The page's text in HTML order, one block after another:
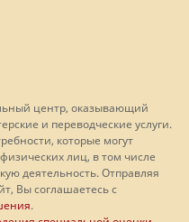
центр, оказывающий
и переводческие услуги.
которые могут
лиц, в том числе
деятельность. Отправляя
Вы соглашаетесь с
.